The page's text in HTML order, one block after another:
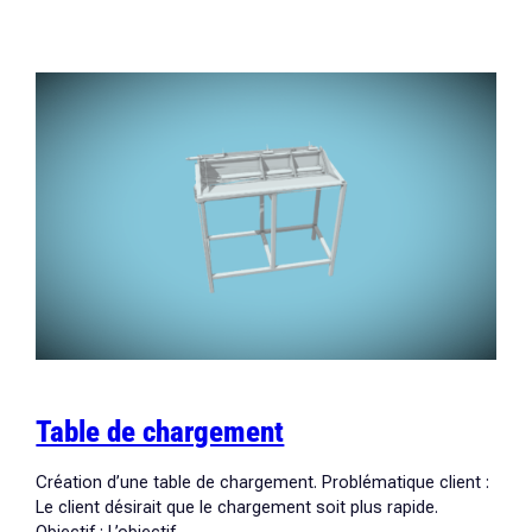
machine-
Table de chargement
Création d’une table de chargement. Problématique client :
Le client désirait que le chargement soit plus rapide.